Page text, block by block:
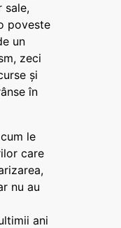
sale,
poveste
un
zeci
și
în
le
care
nu au
ani